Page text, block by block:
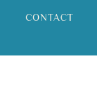
CONTACT